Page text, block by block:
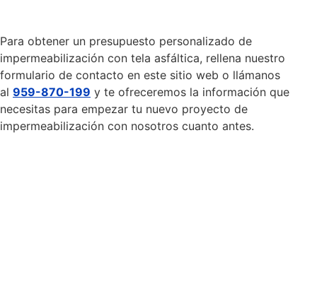
Para obtener un presupuesto personalizado de
impermeabilización con tela asfáltica, rellena nuestro
formulario de contacto en este sitio web o llámanos
al 959-870-199 y te ofreceremos la información que
necesitas para empezar tu nuevo proyecto de
impermeabilización con nosotros cuanto antes.